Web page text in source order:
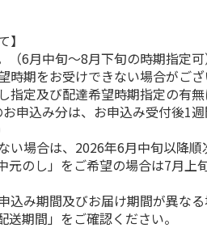
焼き人気店の味比べ
セット
＜おこわ米八×人
町今半＞黒毛和牛の
】
6月中旬～8月下旬の時期指定可
期をお受けできない場合がござ
指定及び配達希望時期指定の有無
申込み分は、お申込み受付後1
い場合は、2026年6月中旬以降順
元のし」をご希望の場合は7月上
込み期間及びお届け期間が異な
送期間」をご確認ください。